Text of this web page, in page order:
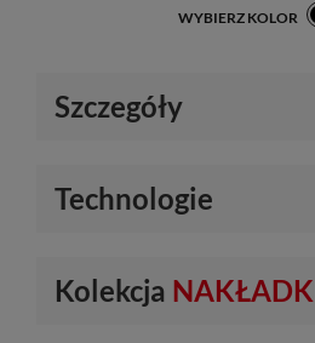
WYBIERZ KOLOR
Szczegóły
Technologie
Kolekcja